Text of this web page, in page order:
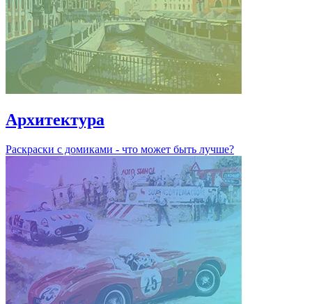
Архитектура
Раскраски с домиками - что может быть лучше?